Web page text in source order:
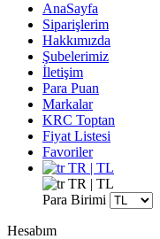
AnaSayfa
Siparişlerim
Hakkımızda
Şubelerimiz
İletişim
Para Puan
Markalar
KRC Toptan
Fiyat Listesi
Favoriler
TR | TL
TR | TL
Para Birimi
Hesabım